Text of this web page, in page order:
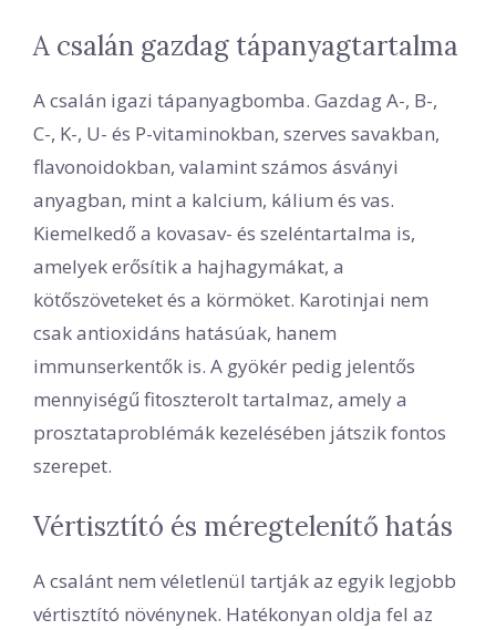
A csalán gazdag tápanyagtartalma
A csalán igazi tápanyagbomba. Gazdag A-, B-,
C-, K-, U- és P-vitaminokban, szerves savakban,
flavonoidokban, valamint számos ásványi
anyagban, mint a kalcium, kálium és vas.
Kiemelkedő a kovasav- és szeléntartalma is,
amelyek erősítik a hajhagymákat, a
kötőszöveteket és a körmöket. Karotinjai nem
csak antioxidáns hatásúak, hanem
immunserkentők is. A gyökér pedig jelentős
mennyiségű fitoszterolt tartalmaz, amely a
prosztataproblémák kezelésében játszik fontos
szerepet.
Vértisztító és méregtelenítő hatás
A csalánt nem véletlenül tartják az egyik legjobb
vértisztító növénynek. Hatékonyan oldja fel az